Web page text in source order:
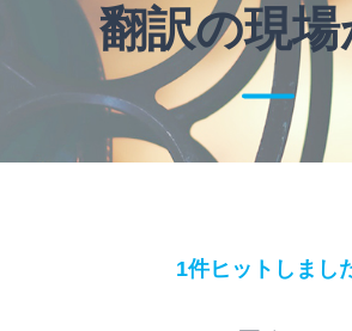
翻訳の現場
1件ヒットしまし